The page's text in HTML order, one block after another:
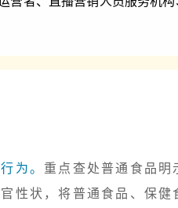
为。 重点查处普通食品
性状，将普通食品、保